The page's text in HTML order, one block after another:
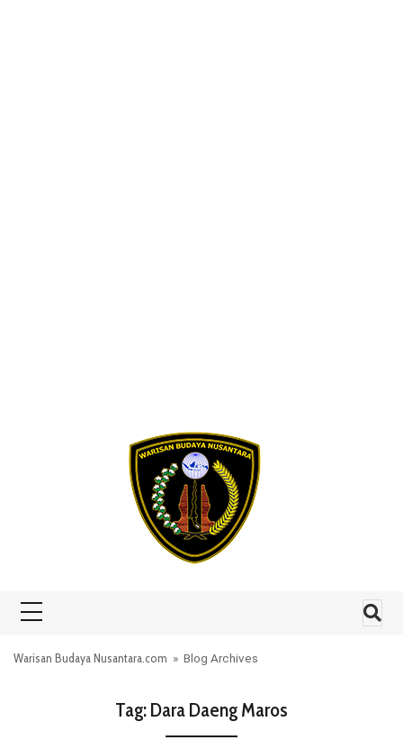
Warisan Budaya Nusantara.com » Blog Archives
Tag:Dara Daeng Maros